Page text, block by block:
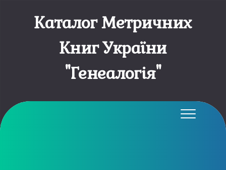
Каталог Метричних
Книг України
"Генеалогія"